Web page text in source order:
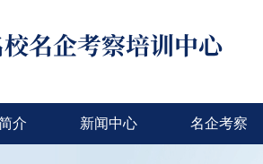
介 新闻中心 名企考察